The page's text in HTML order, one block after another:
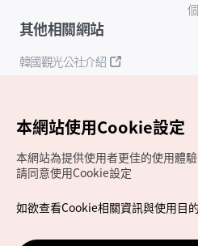
其他相關網站
韓國觀光公社介紹
Copyrights (c) 韓國觀光公社版
如有相關疑問或建議，歡迎來
本網站使用Cookie設定
本網站為提供使用者更佳的使用體
請同意使用Cookie設定
如欲查看Cookie相關資訊與使用目